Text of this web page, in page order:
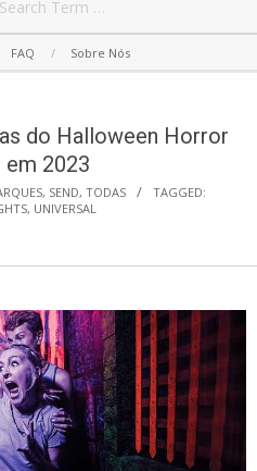
FAQ Sobre Nós
do Halloween Horror
em 2023
, SEND, TODAS
TAGGED:
, UNIVERSAL